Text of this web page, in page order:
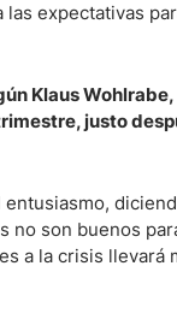
expectativas
Klaus Wohlrabe,
justo
no son buenos
a la crisis llevará